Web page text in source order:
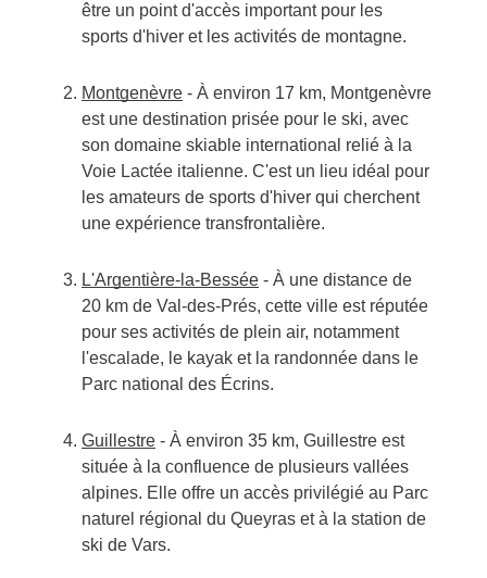
être un point d'accès important pour les
sports d'hiver et les activités de montagne.
Montgenèvre- À environ 17 km, Montgenèvre
est une destination prisée pour le ski, avec
son domaine skiable international relié à la
Voie Lactée italienne. C'est un lieu idéal pour
les amateurs de sports d'hiver qui cherchent
une expérience transfrontalière.
L'Argentière-la-Bessée- À une distance de
20 km de Val-des-Prés, cette ville est réputée
pour ses activités de plein air, notamment
l'escalade, le kayak et la randonnée dans le
Parc national des Écrins.
Guillestre- À environ 35 km, Guillestre est
située à la confluence de plusieurs vallées
alpines. Elle offre un accès privilégié au Parc
naturel régional du Queyras et à la station de
ski de Vars.